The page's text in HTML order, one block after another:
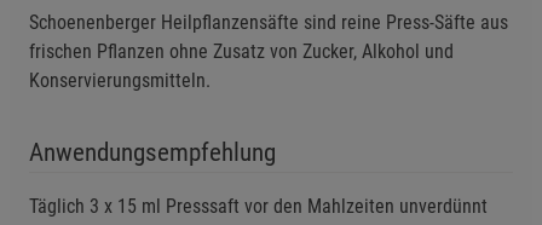
Schoenenberger Heilpflanzensäfte sind reine Press-Säfte aus
frischen Pflanzen ohne Zusatz von Zucker, Alkohol und
Konservierungsmitteln.
Anwendungsempfehlung
Täglich 3 x 15 ml Presssaft vor den Mahlzeiten unverdünnt
Zurück Einstellungen speichern für die Gruppe
Einwilligung nicht erteilen
Beschreibung Notwendige Cookies
Cookie-Informationenanzeigen